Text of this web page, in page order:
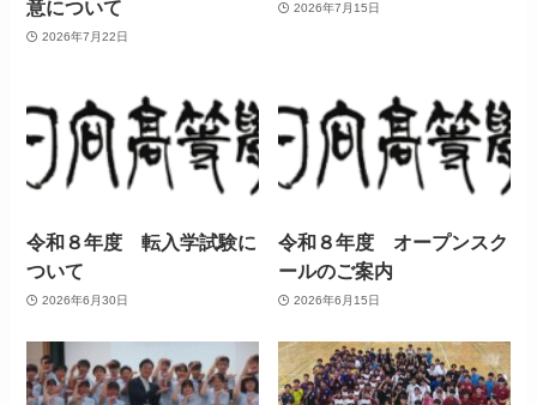
意について
2026年7月22日
2026年7月15日
令和８年度 転入学試験に
ついて
2026年6月30日
令和８年度 オープンスク
ールのご案内
2026年6月15日